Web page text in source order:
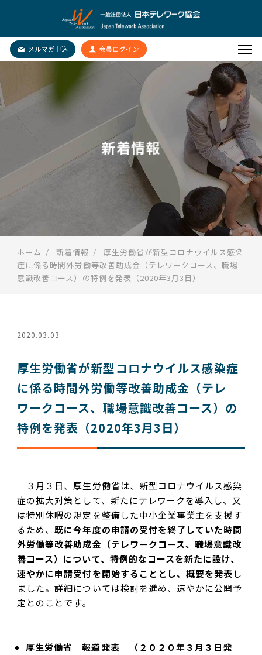
新着情報
ホーム 新着情報
厚生労働省が新型コロナウイルス感染
症に係る時間外労働等改善助成金（テレワークコース、職場
意識改善コース）の特例を発表（2020年3月3日）
2020.03.03
厚生労働省が新型コロナウイルス感染症
に係る時間外労働等改善助成金（テレ
ワークコース、職場意識改善コース）の
特例を発表（2020年3月3日）
３月３日、厚生労働省は、新型コロナウイルス感染
症の拡大対策として、新たにテレワークを導入し、又
は特別休暇の規定を整備した中小企業事業主を支援す
るため、既に今年度の申請の受付を終了していた時間
外労働等改善助成金（テレワークコース、職場意識改
善コース）について、特例的なコースを新たに設け、
速やかに申請受付を開始することとし、概要を発表し
ました。詳細については検討を進め、速やかに公開予
定とのことです。
厚生労働省 報道発表 （２０２０年３月３日発